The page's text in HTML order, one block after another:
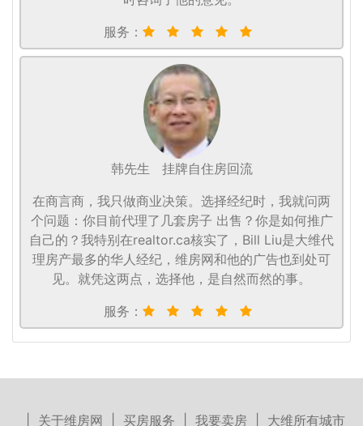
服务：
韩先生
挂牌自住房回流
在商言商，我只做商业决策。选择经纪时，我就问两
个问题：你目前代理了几套房子 出售？你是如何推广
自己的？我特别在realtor.ca核实了，Bill Liu是大维代
理房产最多的华人经纪，维房网和他的广告也到处可
见。就凭这两点，选择他，是自然而然的事。
服务：
关于维房网 买房服务 我要卖房 大维所有城市